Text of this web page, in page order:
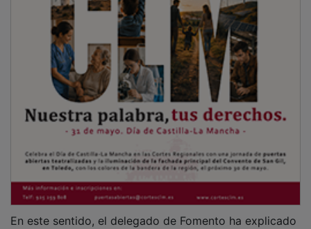
En este sentido, el delegado de Fomento ha explicado